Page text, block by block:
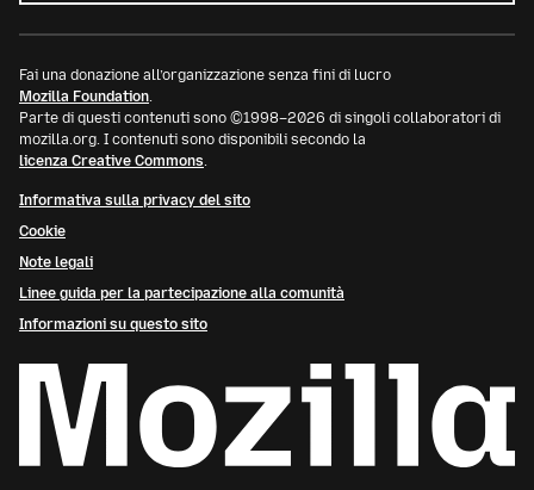
Fai una donazione all’organizzazione senza fini di lucro
Mozilla Foundation.
Parte di questi contenuti sono ©1998–2026 di singoli collaboratori di
mozilla.org. I contenuti sono disponibili secondo la
licenza Creative Commons.
Informativa sulla privacy del sito
Cookie
Note legali
Linee guida per la partecipazione alla comunità
Informazioni su questo sito